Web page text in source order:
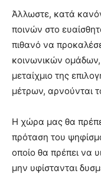
Άλλωστε, κατά
ποινών στο
πιθανό να
κοινωνικών ομάδων,
μεταίχμιο της
μέτρων, αρνούνται
Η χώρα μας θα
πρόταση του
οποίο θα πρέπει να
μην υφίστανται